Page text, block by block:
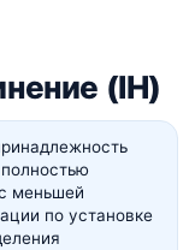
(IH)
меньшей
по установке